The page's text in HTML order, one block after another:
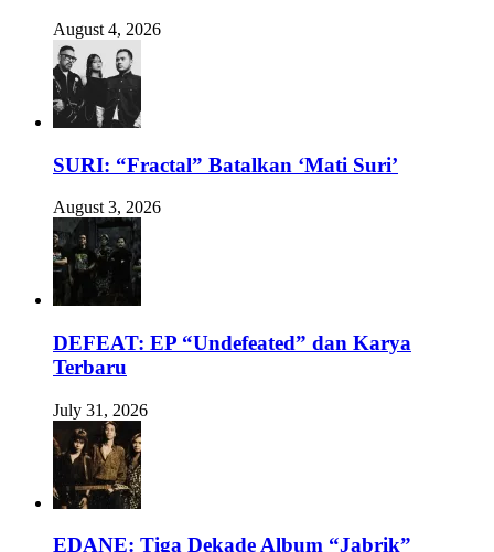
August 4, 2026
SURI: “Fractal” Batalkan ‘Mati Suri’
August 3, 2026
DEFEAT: EP “Undefeated” dan Karya
Terbaru
July 31, 2026
EDANE: Tiga Dekade Album “Jabrik”